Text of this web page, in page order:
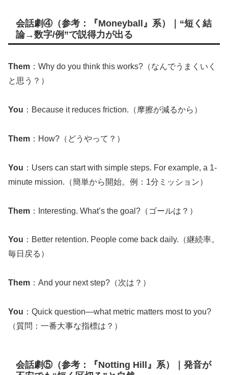
会話劇④（参考：『Moneyball』系）｜“短く結
論→数字/例”で説得力が出る
Them ：Why do you think this works?（なんでうまくいく
と思う？）
You ：Because it reduces friction.（摩擦が減るから）
Them ：How?（どうやって？）
You ：Users can start with simple steps. For example, a 1-
minute mission.（簡単から開始。例：1分ミッション）
Them ：Interesting. What’s the goal?（ゴールは？）
You ：Better retention. People come back daily.（継続率。
毎日戻る）
Them ：And your next step?（次は？）
You ：Quick question—what metric matters most to you?
（質問：一番大事な指標は？）
会話劇⑤（参考：『Notting Hill』系）｜発音が